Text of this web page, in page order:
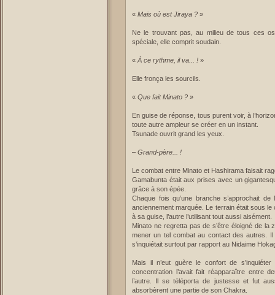
« Mais où est Jiraya ? »
Ne le trouvant pas, au milieu de tous ces
spéciale, elle comprit soudain.
« À ce rythme, il va... ! »
Elle fronça les sourcils.
« Que fait Minato ? »
En guise de réponse, tous purent voir, à
toute autre ampleur se créer en un instant.
Tsunade ouvrit grand les yeux.
– Grand-père... !
Le combat entre Minato et Hashirama faisait
Gamabunta était aux prises avec un
grâce à son épée.
Chaque fois qu’une branche s’approchait
anciennement marquée. Le terrain était sous
à sa guise, l’autre l’utilisant tout aussi aisément.
Minato ne regretta pas de s’être éloigné de
mener un tel combat au contact des autres. Il
s’inquiétait surtout par rapport au Nidaime
Mais il n’eut guère le confort de
concentration l’avait fait réapparaître entre
l’autre. Il se téléporta de justesse et fut
absorbèrent une partie de son Chakra.